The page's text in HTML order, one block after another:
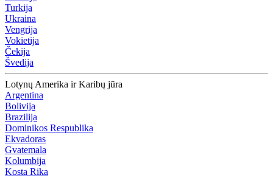
Turkija
Ukraina
Vengrija
Vokietija
Čekija
Švedija
Lotynų Amerika ir Karibų jūra
Argentina
Bolivija
Brazilija
Dominikos Respublika
Ekvadoras
Gvatemala
Kolumbija
Kosta Rika